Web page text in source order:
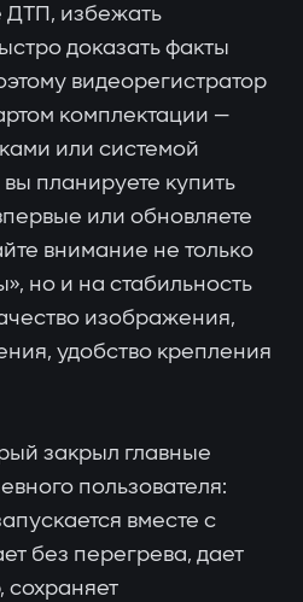
ДТП, избежать
доказать факты
видеорегистратор
комплектации —
или системой
планируете купить
или обновляете
внимание не только
но и на стабильность
изображения,
удобство крепления
закрыл главные
пользователя:
вместе с
без перегрева, дает
сохраняет